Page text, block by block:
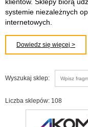
systemie niezależnych
internetowych.
Dowiedz się więcej >
Wyszukaj sklep:
Liczba sklepów: 108